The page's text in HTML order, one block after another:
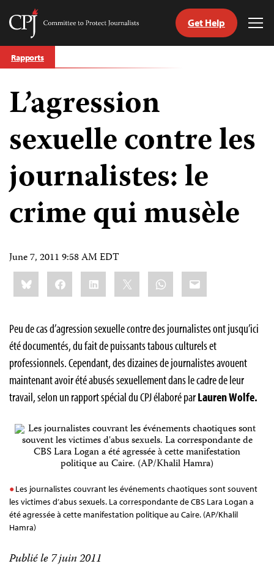
Skip
to
Committee
Journalists
Get Help
Rapports
L’agression
sexuelle contre les
journalistes: le
crime qui musèle
June 7, 2011 9:58 AM EDT
Share
this:BlueskyFacebookLinkedIn WhatsApp
Email
Peu de cas d’agression sexuelle contre des journalistes ont jusqu’ici
été documentés, du fait de puissants tabous culturels et
professionnels. Cependant, des dizaines de journalistes avouent
maintenant avoir été abusés sexuellement dans le cadre de leur
travail, selon un rapport spécial du CPJ élaboré parLauren Wolfe.
Les journalistes couvrant les événements chaotiques sont souvent
les victimes d’abus sexuels. La correspondante de CBS Lara Logan a
été agressée à cette manifestation politique au Caire. (AP/Khalil
Hamra)
Publié le 7 juin 2011